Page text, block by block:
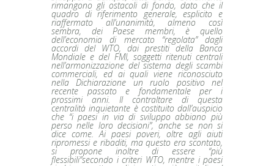
rimangono gli ostacoli di fondo, dato che il
quadro di riferimento generale, esplicito e
riaffermato all’unanimità, almeno così
sembra, dei Paese membri, è quello
dell’economia di mercato “regolata” dagli
accordi del WTO, dai prestiti della Banca
Mondiale e del FMI, soggetti ritenuti centrali
nell’armonizzazione del sistema degli scambi
commerciali, ed ai quali viene riconosciuto
nella Dichiarazione un ruolo positivo nel
recente passato e fondamentale per i
prossimi anni. Il contraltare di questa
centralità inquietante è costituito dall’auspicio
che “i paesi in via di sviluppo abbiano più
perso nelle loro decisioni”, anche se non si
dice come. Ai paesi poveri, oltre agli aiuti
ripromessi e ribaditi, ma questo era scontato,
si propone inoltre di essere “più
flessibili”secondo i criteri WTO, mentre i paesi